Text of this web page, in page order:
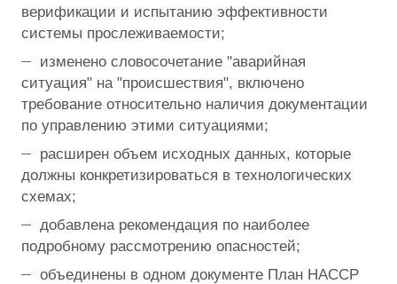
верификации и испытанию эффективности
системы прослеживаемости;
изменено словосочетание "аварийная
ситуация" на "происшествия", включено
требование относительно наличия документации
по управлению этими ситуациями;
расширен объем исходных данных, которые
должны конкретизироваться в технологических
схемах;
добавлена рекомендация по наиболее
подробному рассмотрению опасностей;
объединены в одном документе План HACCP